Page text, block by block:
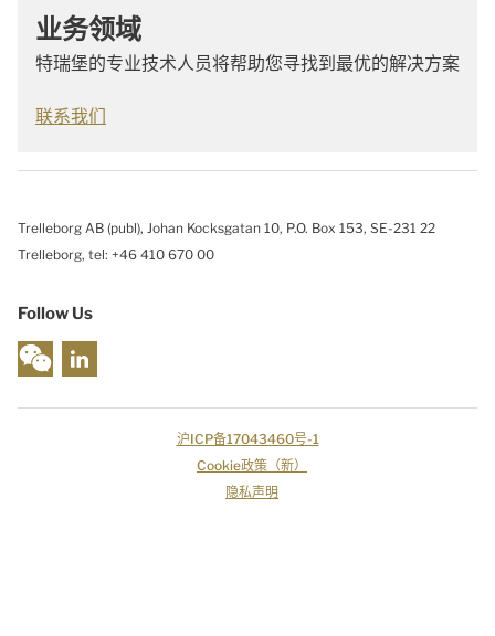
业务领域
特瑞堡的专业技术人员将帮助您寻找到最优的解决方案
联系我们
Trelleborg AB (publ), Johan Kocksgatan 10, P.O. Box 153, SE-231 22
Trelleborg, tel: +46 410 670 00
Follow Us
沪ICP备17043460号-1
Cookie政策（新）
隐私声明